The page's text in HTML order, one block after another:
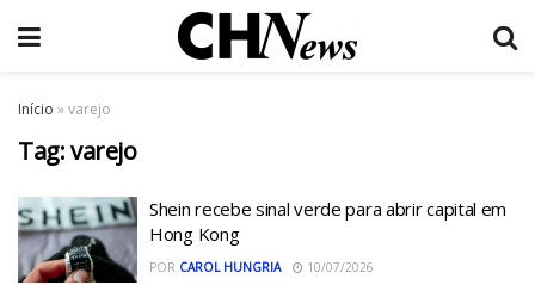
Início »varejo
Tag:varejo
Shein recebe sinal verde para abrir capital em
Hong Kong
POR CAROL HUNGRIA 10/07/2026